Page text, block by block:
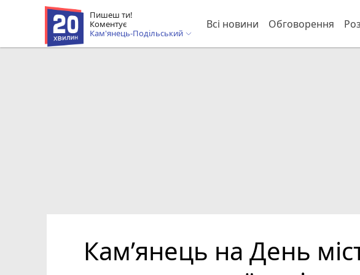
Пишеш ти!
Коментує
Кам'янець-Подільський
Всі новини Обговорення
Кам’янець на День